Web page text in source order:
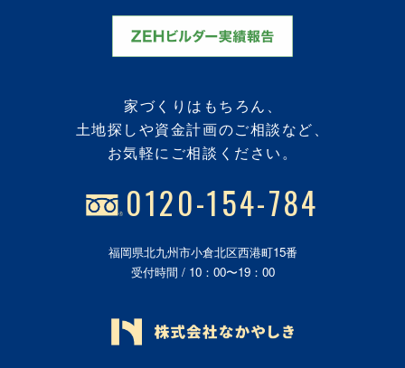
家づくりはもちろん、
土地探しや資金計画のご相談など、
お気軽にご相談ください。
0120-154-784
福岡県北九州市小倉北区西港町15番
受付時間 / 10：00〜19：00